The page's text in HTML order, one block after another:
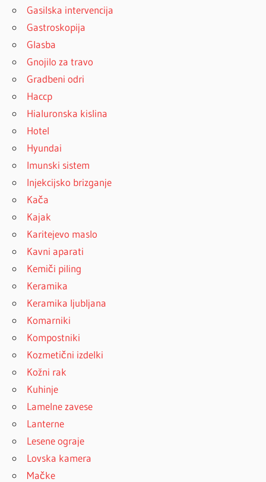
Gasilska intervencija
Gastroskopija
Glasba
Gnojilo za travo
Gradbeni odri
Haccp
Hialuronska kislina
Hotel
Hyundai
Imunski sistem
Injekcijsko brizganje
Kača
Kajak
Karitejevo maslo
Kavni aparati
Kemiči piling
Keramika
Keramika ljubljana
Komarniki
Kompostniki
Kozmetični izdelki
Kožni rak
Kuhinje
Lamelne zavese
Lanterne
Lesene ograje
Lovska kamera
Mačke